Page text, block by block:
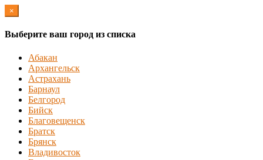
×
Выберите ваш город из списка
Абакан
Архангельск
Астрахань
Барнаул
Белгород
Бийск
Благовещенск
Братск
Брянск
Владивосток